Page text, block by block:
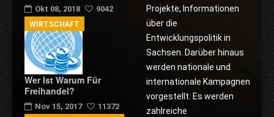
Okt 08, 2018 9042
Wer Ist Warum Für
Freihandel?
Nov 15, 2017 11372
WIRTSCHAFT
Projekte, Informationen
über die
Entwicklungspolitik in
Sachsen. Darüber hinaus
werden nationale und
internationale Kampagnen
vorgestellt. Es werden
zahlreiche